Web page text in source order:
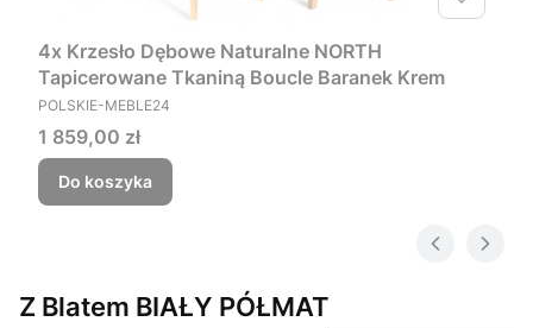
4x Krzesło Dębowe Naturalne NORTH
Tapicerowane Tkaniną Boucle Baranek Krem
PRODUCENT
POLSKIE-MEBLE24
Cena
1 859,00 zł
Do koszyka
Z Blatem BIAŁY PÓŁMAT